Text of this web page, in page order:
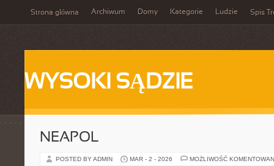
Strona główna Archiwum Domy Kategorie Ludzie Spis
WYSOKI SĄDZIE
NEAPOL
POSTED BY ADMIN MAR - 2 - 2026 MOŻLIWOŚĆ